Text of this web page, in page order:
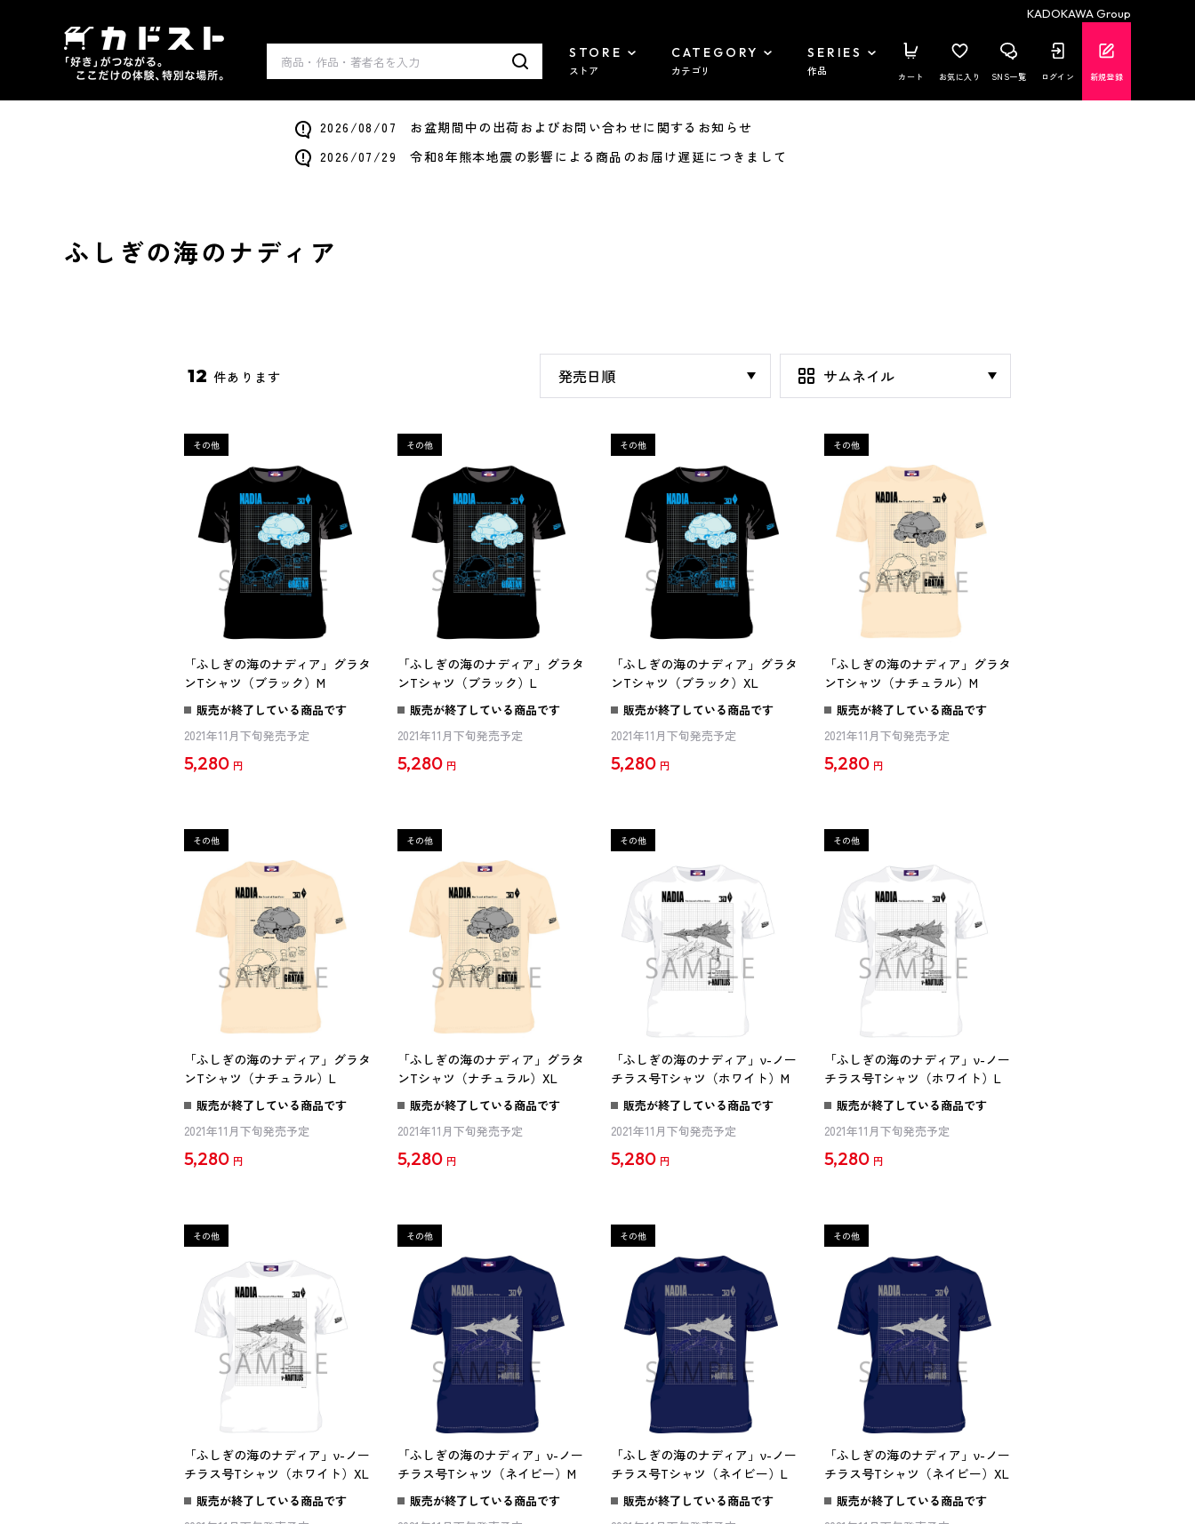
KADOKAWA Group
STORE
ストア
CATEGORY
カテゴリ
SERIES
作品 カート お気に入り SNS一覧 ログイン 新規登録
2026/08/07 お盆期間中の出荷およびお問い合わせに関するお知らせ
2026/07/29 令和8年熊本地震の影響による商品のお届け遅延につきまして
ふしぎの海のナディア
12 件あります
「ふしぎの海のナディア」グラタ
ンTシャツ（ブラック）M
販売が終了している商品です
2021年11月下旬発売予定
5,280 円
「ふしぎの海のナディア」グラタ
ンTシャツ（ブラック）L
販売が終了している商品です
2021年11月下旬発売予定
5,280 円
「ふしぎの海のナディア」グラタ
ンTシャツ（ブラック）XL
販売が終了している商品です
2021年11月下旬発売予定
5,280 円
「ふしぎの海のナディア」グラタ
ンTシャツ（ナチュラル）M
販売が終了している商品です
2021年11月下旬発売予定
5,280 円
「ふしぎの海のナディア」グラタ
ンTシャツ（ナチュラル）L
販売が終了している商品です
2021年11月下旬発売予定
5,280 円
「ふしぎの海のナディア」グラタ
ンTシャツ（ナチュラル）XL
販売が終了している商品です
2021年11月下旬発売予定
5,280 円
「ふしぎの海のナディア」ν-ノー
チラス号Tシャツ（ホワイト）M
販売が終了している商品です
2021年11月下旬発売予定
5,280 円
「ふしぎの海のナディア」ν-ノー
チラス号Tシャツ（ホワイト）L
販売が終了している商品です
2021年11月下旬発売予定
5,280 円
「ふしぎの海のナディア」ν-ノー
チラス号Tシャツ（ホワイト）XL
販売が終了している商品です
「ふしぎの海のナディア」ν-ノー
チラス号Tシャツ（ネイビー）M
販売が終了している商品です
「ふしぎの海のナディア」ν-ノー
チラス号Tシャツ（ネイビー）L
販売が終了している商品です
「ふしぎの海のナディア」ν-ノー
チラス号Tシャツ（ネイビー）XL
販売が終了している商品です